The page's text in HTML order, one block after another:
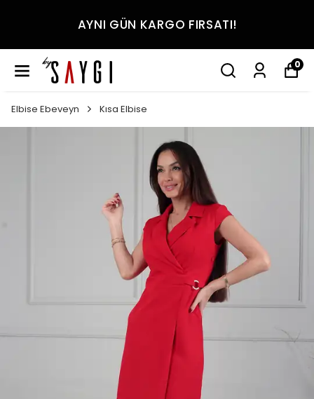
AYNI GÜN KARGO FIRSATI!
0
Elbise Ebeveyn Kısa Elbise